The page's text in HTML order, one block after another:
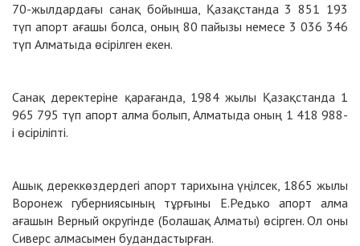
70-жылдардағы санақ бойынша, Қазақстанда 3 851 193
түп апорт ағашы болса, оның 80 пайызы немесе 3 036 346
түп Алматыда өсiрiлген екен.
Санақ деректеріне қарағанда, 1984 жылы Қазақстанда 1
965 795 түп апорт алма болып, Алматыда оның 1 418 988-
i өсiрiлiптi.
Ашық дереккөздердегі апорт тарихына үңілсек, 1865 жылы
Воронеж губерниясының тұрғыны Е.Редько апорт алма
ағашын Верный округінде (Болашақ Алматы) өсірген. Ол оны
Сиверс алмасымен будандастырған.